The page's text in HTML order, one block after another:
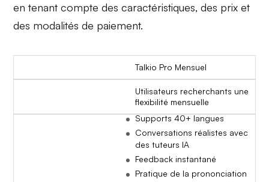
en tenant compte des caractéristiques, des prix et
des modalités de paiement.
Talkio Pro Mensuel
Utilisateurs recherchants une
flexibilité mensuelle
Supports 40+ langues
Conversations réalistes avec
des tuteurs IA
Feedback instantané
Pratique de la prononciation